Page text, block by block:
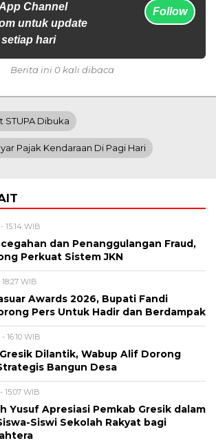
Channel
untuk update
hari
Follow
Berita ini 0 kali dibaca
STUPA Dibuka
Pajak Kendaraan Di Pagi Hari
15:14 WIB
dan Penanggulangan Fraud,
Perkuat Sistem JKN
WIB
Awards 2026, Bupati Fandi
Pers Untuk Hadir dan Berdampak
16:10 WIB
Dilantik, Wabup Alif Dorong
Bangun Desa
15:07 WIB
Yusuf Apresiasi Pemkab Gresik dalam
Siswi Sekolah Rakyat bagi